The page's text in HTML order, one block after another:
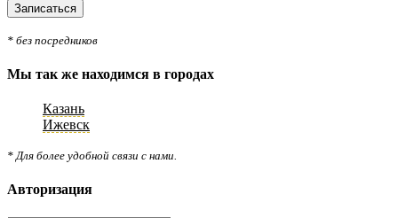
Записаться
* без посредников
Мы так же находимся в городах
Казань
Ижевск
* Для более удобной связи с нами.
Авторизация